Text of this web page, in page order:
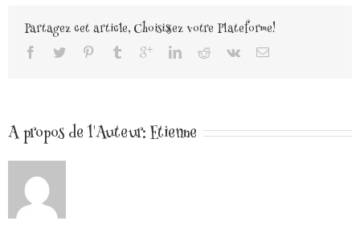
Partagez cet article, Choisissez votre Plateforme!
A propos de l'Auteur: Etienne